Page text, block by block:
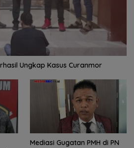
Ungkap Kasus Curanmor
Mediasi Gugatan PMH di PN